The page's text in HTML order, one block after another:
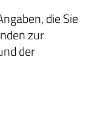
die Sie
zur
der